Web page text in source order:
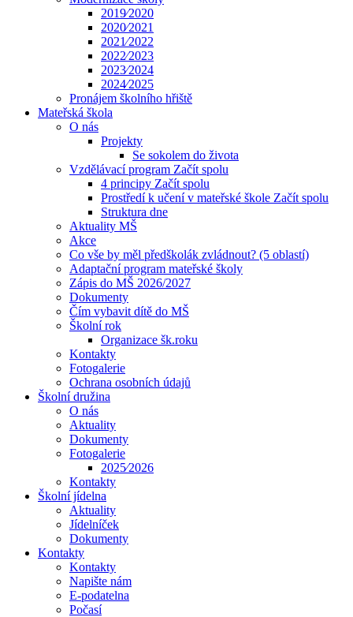
2019⁄2020
2020⁄2021
2021⁄2022
2022⁄2023
2023⁄2024
2024⁄2025
Pronájem školního hřiště
Mateřská škola
O nás
Projekty
Se sokolem do života
Vzdělávací program Začít spolu
4 principy Začít spolu
Prostředí k učení v mateřské škole Začít spolu
Struktura dne
Aktuality MŠ
Akce
Co vše by měl předškolák zvládnout? (5 oblastí)
Adaptační program mateřské školy
Zápis do MŠ 2026/2027
Dokumenty
Čím vybavit dítě do MŠ
Školní rok
Organizace šk.roku
Kontakty
Fotogalerie
Ochrana osobních údajů
Školní družina
O nás
Aktuality
Dokumenty
Fotogalerie
2025⁄2026
Kontakty
Školní jídelna
Aktuality
Jídelníček
Dokumenty
Kontakty
Kontakty
Napište nám
E-podatelna
Počasí